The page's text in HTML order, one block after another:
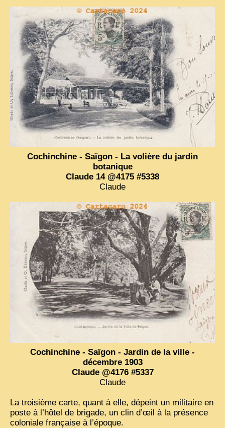
EN DIRECT
ENQUÊTES
L’ ACTU
2025 LAOS 1950 CPSM
2026 PERI, VIÊT-CONG
VIETNAM
ZOOM PHOTO
DÊ THAM
ALBUMS FAMILLE
Cochinchine - Saïgon - La volière du jardin
botanique
Claude 14 @4175 #5338
Claude
Cochinchine - Saïgon - Jardin de la ville -
décembre 1903
Claude @4176 #5337
Claude
La troisième carte, quant à elle, dépeint un militaire en
poste à l’hôtel de brigade, un clin d’œil à la présence
coloniale française à l’époque.